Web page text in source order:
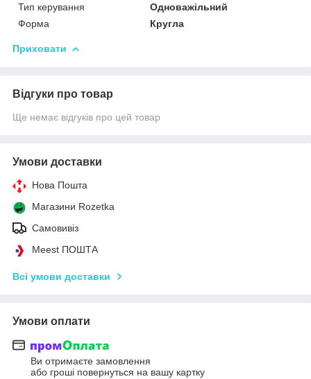
Тип керування
Одноважільний
Форма
Кругла
Приховати
Відгуки про товар
Ще немає відгуків про цей товар
Умови доставки
Нова Пошта
Магазини Rozetka
Самовивіз
Meest ПОШТА
Всі умови доставки
Умови оплати
Ви отримаєте замовлення
або гроші повернуться на вашу картку